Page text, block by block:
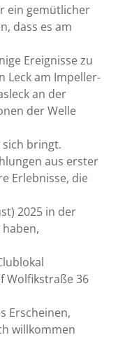
ein gemütlicher
dass es am
Ereignisse zu
Leck am Impeller-
an der
der Welle
bringt.
aus erster
Erlebnisse, die
2025 in der
Wolfikstraße 36
Erscheinen,
willkommen